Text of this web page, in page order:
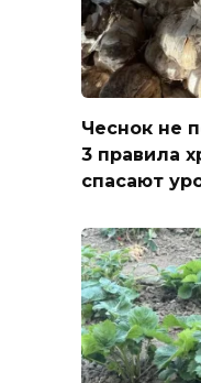
Чеснок не
3 правила
спасают